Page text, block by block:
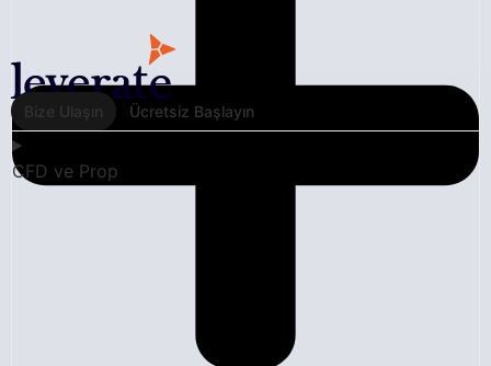
Bize Ulaşın Ücretsiz Başlayın
CFD ve Prop